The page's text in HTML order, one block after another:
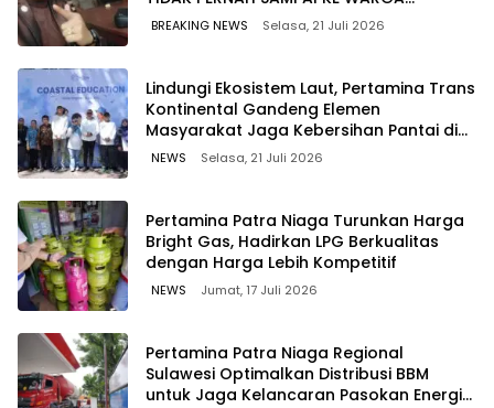
WAWOONE!
BREAKING NEWS Selasa, 21 Juli 2026
Lindungi Ekosistem Laut, Pertamina Trans
Kontinental Gandeng Elemen
Masyarakat Jaga Kebersihan Pantai di
Bitung, Sulawesi
NEWS Selasa, 21 Juli 2026
Pertamina Patra Niaga Turunkan Harga
Bright Gas, Hadirkan LPG Berkualitas
dengan Harga Lebih Kompetitif
NEWS Jumat, 17 Juli 2026
Pertamina Patra Niaga Regional
Sulawesi Optimalkan Distribusi BBM
untuk Jaga Kelancaran Pasokan Energi